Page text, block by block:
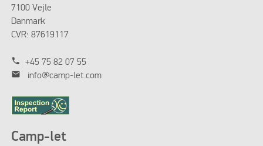
7100 Vejle
Danmark
CVR: 87619117
phone +45 75 82 07 55
mail info@camp-let.com
Camp-let